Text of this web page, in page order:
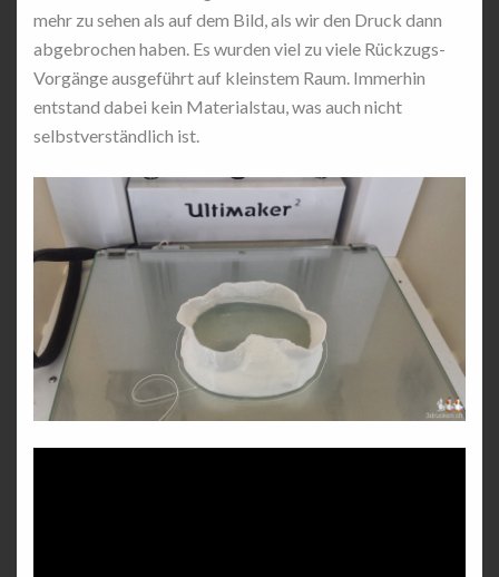
mehr zu sehen als auf dem Bild, als wir den Druck dann
abgebrochen haben. Es wurden viel zu viele Rückzugs-
Vorgänge ausgeführt auf kleinstem Raum. Immerhin
entstand dabei kein Materialstau, was auch nicht
selbstverständlich ist.